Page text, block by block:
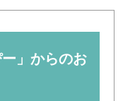
」からのお